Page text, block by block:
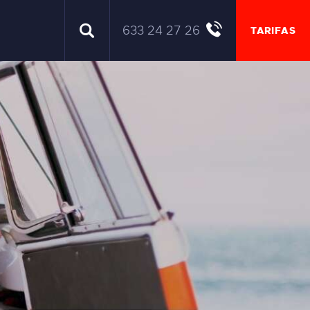
633 24 27 26 TARIFAS